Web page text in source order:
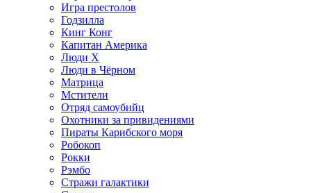
Игра престолов
Годзилла
Кинг Конг
Капитан Америка
Люди X
Люди в Чёрном
Матрица
Мстители
Отряд самоубийц
Охотники за привидениями
Пираты Карибского моря
Робокоп
Рокки
Рэмбо
Стражи галактики